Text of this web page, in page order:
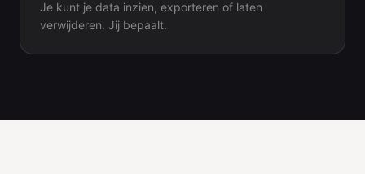
Je kunt je data inzien, exporteren of laten
verwijderen. Jij bepaalt.